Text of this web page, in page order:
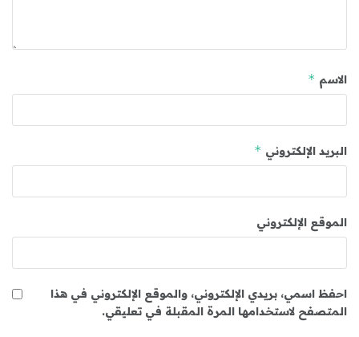
الاسم *
البريد الإلكتروني *
الموقع الإلكتروني
احفظ اسمي، بريدي الإلكتروني، والموقع الإلكتروني في هذا
المتصفح لاستخدامها المرة المقبلة في تعليقي.